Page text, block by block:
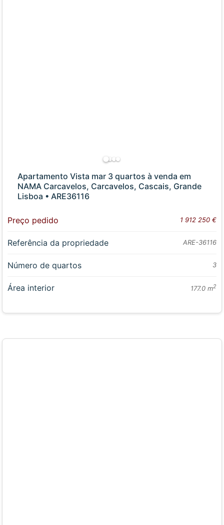
Apartamento Vista mar 3 quartos à venda em
NAMA Carcavelos, Carcavelos, Cascais, Grande
Lisboa • ARE36116
Preço pedido 1 912 250 €
Referência da propriedade ARE-36116
Número de quartos 3
Área interior 177.0 m2